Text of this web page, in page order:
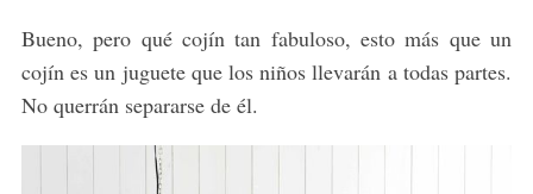
Bueno, pero qué cojín tan fabuloso, esto más que un
cojín es un juguete que los niños llevarán a todas partes.
No querrán separarse de él.